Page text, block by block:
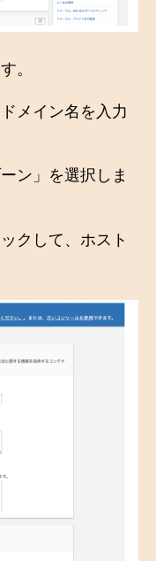
。
メイン名を入力
ン」を選択しま
クして、ホスト